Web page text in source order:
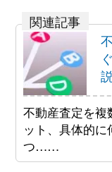
説
不動産査定を複
ット、具体的
つ……